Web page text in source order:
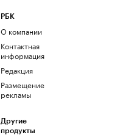
РБК
О компании
Контактная
информация
Редакция
Размещение
рекламы
Другие
продукты